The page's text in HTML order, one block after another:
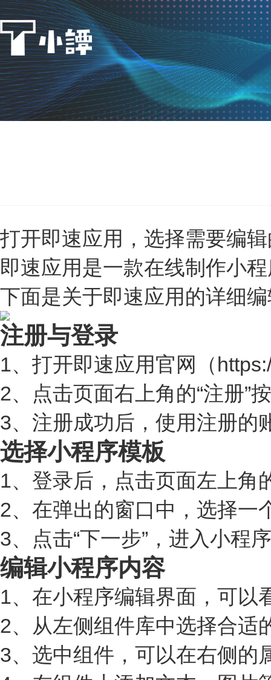
打开即速应用，选择需要编
即速应用是一款在线制作小
下面是关于即速应用的详细
注册与登录
1、打开即速应用官网（
2、点击页面右上角的“注册”
3、注册成功后，使用注册的
选择小程序模板
1、登录后，点击页面左上角
2、在弹出的窗口中，选择一
3、点击“下一步”，进入小程
编辑小程序内容
1、在小程序编辑界面，可以
2、从左侧组件库中选择合适
3、选中组件，可以在右侧的